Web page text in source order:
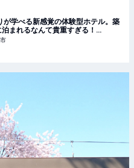
が学べる新感覚の体験型ホテル。築
まれるなんて貴重すぎる！
（長野県 佐久市）】